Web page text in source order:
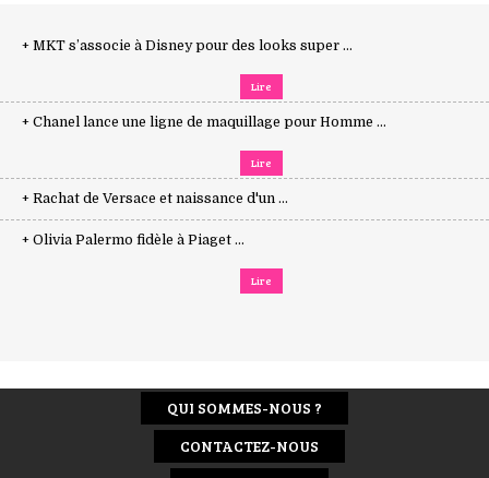
+ MKT s’associe à Disney pour des looks super ...
Lire
+ Chanel lance une ligne de maquillage pour Homme ...
Lire
+ Rachat de Versace et naissance d'un ...
+ Olivia Palermo fidèle à Piaget ...
Lire
QUI SOMMES-NOUS ?
CONTACTEZ-NOUS